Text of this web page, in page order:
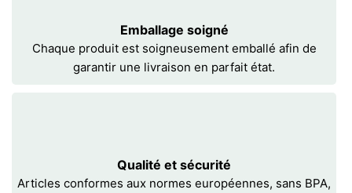
Emballage soigné
Chaque produit est soigneusement emballé afin de
garantir une livraison en parfait état.
Qualité et sécurité
Articles conformes aux normes européennes, sans BPA,